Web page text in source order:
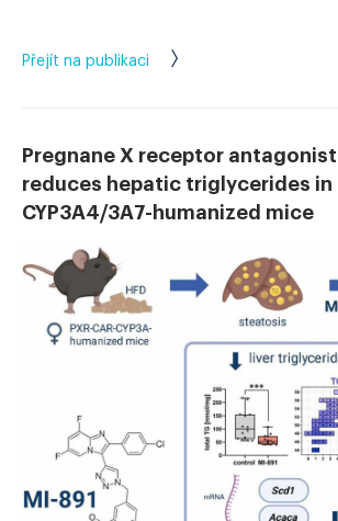
Přejít na publikaci
Pregnane X receptor antagonist
reduces hepatic triglycerides in
CYP3A4/3A7-humanized mice